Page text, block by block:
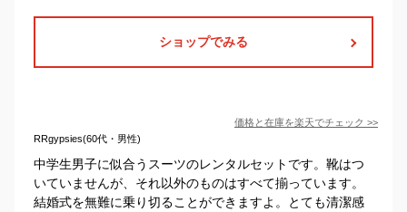
ショップでみる
価格と在庫を楽天でチェック >>
RRgypsies(60代・男性)
中学生男子に似合うスーツのレンタルセットです。靴はつ
いていませんが、それ以外のものはすべて揃っています。
結婚式を無難に乗り切ることができますよ。とても清潔感